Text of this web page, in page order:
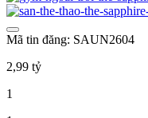
Mã tin đăng: SAUN2604
2,99 tỷ
1